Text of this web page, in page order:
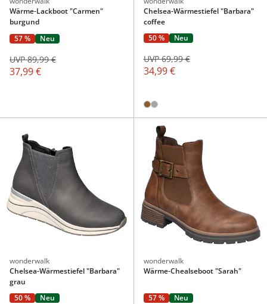
Wärme-Lackboot "Carmen"
burgund
57 %
Neu
37,99 €
UVP 89,99 €
Chelsea-Wärmestiefel "Barbara"
coffee
50 %
Neu
34,99 €
UVP 69,99 €
wonderwalk
Chelsea-Wärmestiefel "Barbara"
grau
50 %
Neu
wonderwalk
Wärme-Chealseboot "Sarah"
57 % Neu